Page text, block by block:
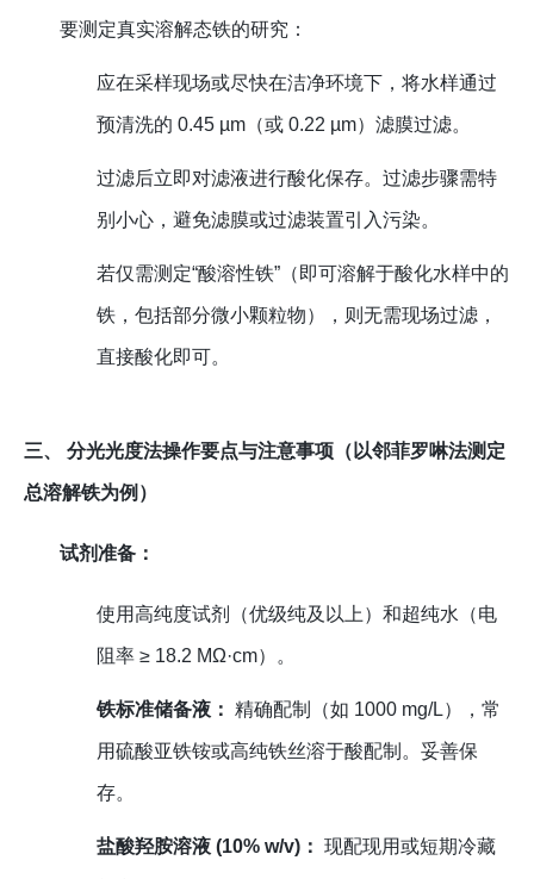
要测定真实溶解态铁的研究：
应在采样现场或尽快在洁净环境下，将水样通过
预清洗的 0.45 µm（或 0.22 µm）滤膜过滤。
过滤后立即对滤液进行酸化保存。过滤步骤需特
别小心，避免滤膜或过滤装置引入污染。
若仅需测定“酸溶性铁”（即可溶解于酸化水样中的
铁，包括部分微小颗粒物），则无需现场过滤，
直接酸化即可。
三、 分光光度法操作要点与注意事项（以邻菲罗啉法测定
总溶解铁为例）
试剂准备：
使用高纯度试剂（优级纯及以上）和超纯水（电
阻率 ≥ 18.2 MΩ·cm）。
铁标准储备液： 精确配制（如 1000 mg/L），常
用硫酸亚铁铵或高纯铁丝溶于酸配制。妥善保
存。
盐酸羟胺溶液 (10% w/v)： 现配现用或短期冷藏